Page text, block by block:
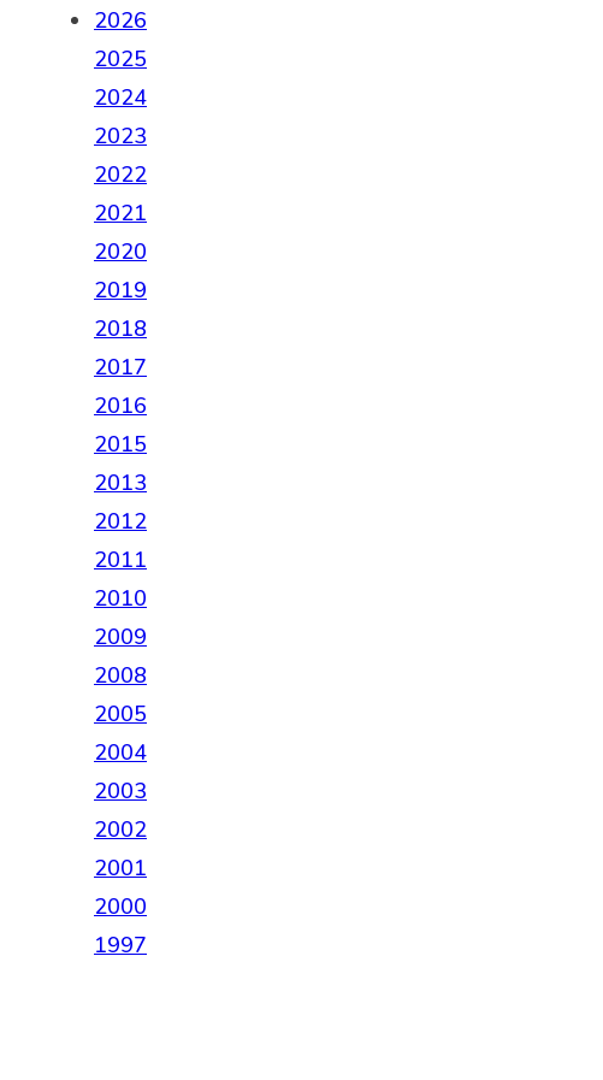
2026
2025
2024
2023
2022
2021
2020
2019
2018
2017
2016
2015
2013
2012
2011
2010
2009
2008
2005
2004
2003
2002
2001
2000
1997